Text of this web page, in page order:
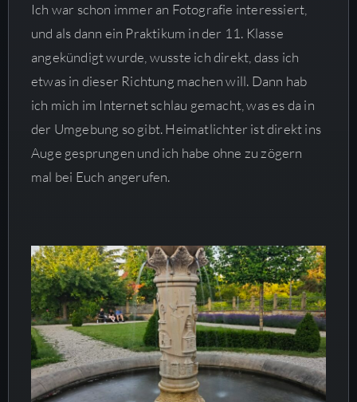
Ich war schon immer an Fotografie interessiert,
und als dann ein Praktikum in der 11. Klasse
angekündigt wurde, wusste ich direkt, dass ich
etwas in dieser Richtung machen will. Dann hab
ich mich im Internet schlau gemacht, was es da in
der Umgebung so gibt. Heimatlichter ist direkt ins
Auge gesprungen und ich habe ohne zu zögern
mal bei Euch angerufen.